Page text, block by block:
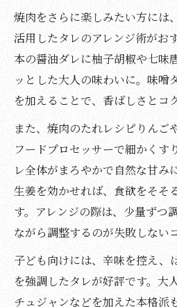
焼肉をさらに楽しみたい方には
活用したタレのアレンジ術がお
本の醤油ダレに柚子胡椒や七味
ッとした大人の味わいに。味噌
を加えることで、香ばしさとコ
また、焼肉のたれレシピりんご
フードプロセッサーで細かくす
レ全体がまろやかで自然な甘み
生姜を効かせれば、食欲をそそ
す。アレンジの際は、少量ずつ
ながら調整するのが失敗しない
子ども向けには、辛味を控え、
を強調したタレが好評です。大
チュジャンなどを加えた本格派